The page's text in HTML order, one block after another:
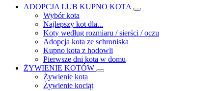
ADOPCJA LUB KUPNO KOTA
Wybór kota
Najlepszy kot dla...
Koty według rozmiaru / sierści / oczu
Adopcja kota ze schroniska
Kupno kota z hodowli
Pierwsze dni kota w domu
ŻYWIENIE KOTÓW
Żywienie kota
Żywienie kociąt